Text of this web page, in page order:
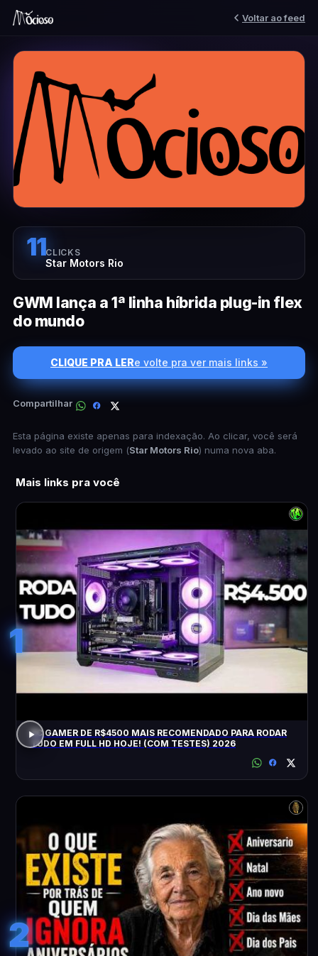
Voltar ao feed
11CLICKS
Star Motors Rio
GWM lança a 1ª linha híbrida plug-in flex
do mundo
CLIQUE PRA LERe volte pra ver mais links »
Compartilhar
Esta página existe apenas para indexação. Ao clicar, você será
levado ao site de origem (Star Motors Rio) numa nova aba.
Mais links pra você
1
PC GAMER DE R$4500 MAIS RECOMENDADO PARA RODAR
TUDO EM FULL HD HOJE! (COM TESTES) 2026
2